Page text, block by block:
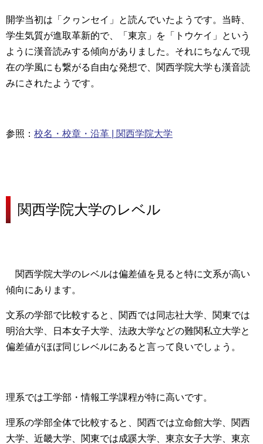
開学当初は「 クヮンセイ」と読んでいたようです。当時、
学生気質が進取革新的で、「東京」を「トウケイ」という
ように漢音読みする傾向がありました。それにちなんで現
在の学風にも繋がる自由な発想で、関西学院大学も漢音読
みにされたようです。
参照： 校名・校章・沿革 | 関西学院大学
関西学院大学のレベル
関西学院大学のレベルは偏差値を見ると特に文系が高い
傾向にあります。
文系の学部で比較すると、 関西では同志社大学、関東では
明治大学、日本女子大学、法政大学などの難関私立大学と
偏差値がほぼ同じレベルにあると言って良いでしょう。
理系では工学部・情報工学課程が特に高いです。
理系の学部全体で比較すると、 関西では立命館大学、関西
大学、近畿大学、関東では成蹊大学、東京女子大学、東京